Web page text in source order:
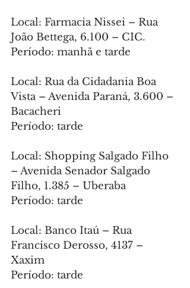
Local: Farmacia Nissei – Rua
João Bettega, 6.100 – CIC.
Período: manhã e tarde
Local: Rua da Cidadania Boa
Vista – Avenida Paraná, 3.600 –
Bacacheri
Período: tarde
Local: Shopping Salgado Filho
– Avenida Senador Salgado
Filho, 1.385 – Uberaba
Período: tarde
Local: Banco Itaú – Rua
Francisco Derosso, 4137 –
Xaxim
Período: tarde